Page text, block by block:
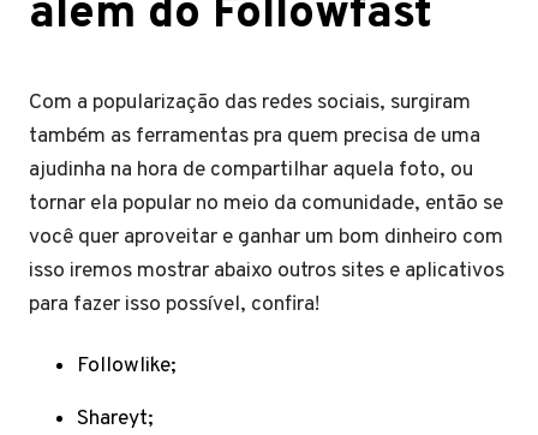
além do Followfast
Com a popularização das redes sociais, surgiram
também as ferramentas pra quem precisa de uma
ajudinha na hora de compartilhar aquela foto, ou
tornar ela popular no meio da comunidade, então se
você quer aproveitar e ganhar um bom dinheiro com
isso iremos mostrar abaixo outros sites e aplicativos
para fazer isso possível, confira!
Followlike;
Shareyt;